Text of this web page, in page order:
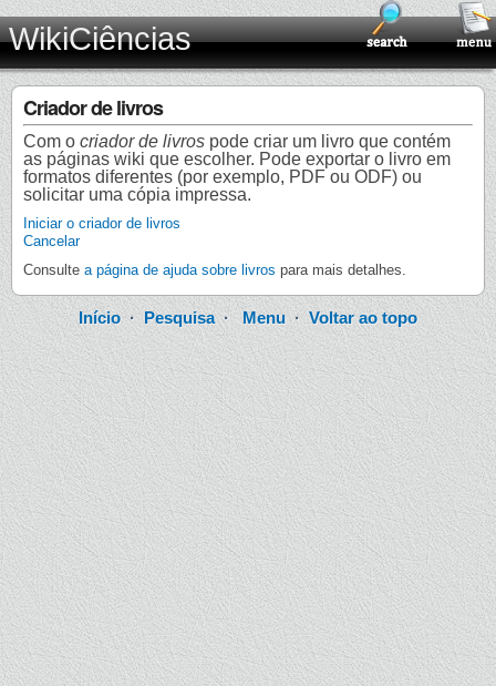
WikiCiências
Criador de livros
Com o criador de livros pode criar um livro que contém
as páginas wiki que escolher. Pode exportar o livro em
formatos diferentes (por exemplo, PDF ou ODF) ou
solicitar uma cópia impressa.
Iniciar o criador de livros
Cancelar
Consulte a página de ajuda sobre livros para mais detalhes.
Início· Pesquisa·Menu · Voltar ao topo